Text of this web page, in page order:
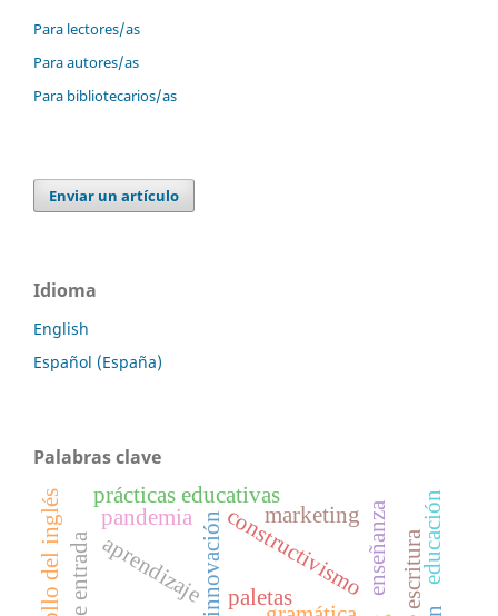
Para lectores/as
Para autores/as
Para bibliotecarios/as
Enviar un artículo
Idioma
English
Español (España)
Palabras clave
constructivismo
innovación
prácticas educativas
paletas
aprendizaje enseñanza
marketing
pandemia educación